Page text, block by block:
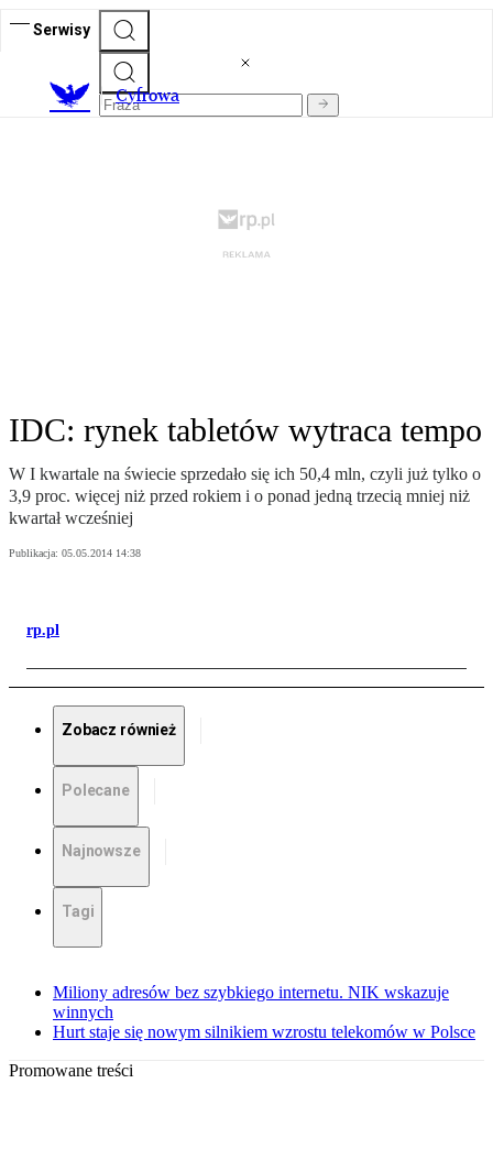
Serwisy
Cyfrowa
IDC: rynek tabletów wytraca tempo
W I kwartale na świecie sprzedało się ich 50,4 mln, czyli już tylko o
3,9 proc. więcej niż przed rokiem i o ponad jedną trzecią mniej niż
kwartał wcześniej
Publikacja: 05.05.2014 14:38
rp.pl
Zobacz również
Polecane
Najnowsze
Tagi
Miliony adresów bez szybkiego internetu. NIK wskazuje
winnych
Hurt staje się nowym silnikiem wzrostu telekomów w Polsce
Promowane treści